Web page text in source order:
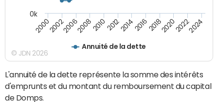
Annuité de la dette
200020022006200820102012201420162018202020222024
0k
© JDN 2026
L'annuité de la dette représente la somme des intérêts
d'emprunts et du montant du remboursement du capital
de Domps.